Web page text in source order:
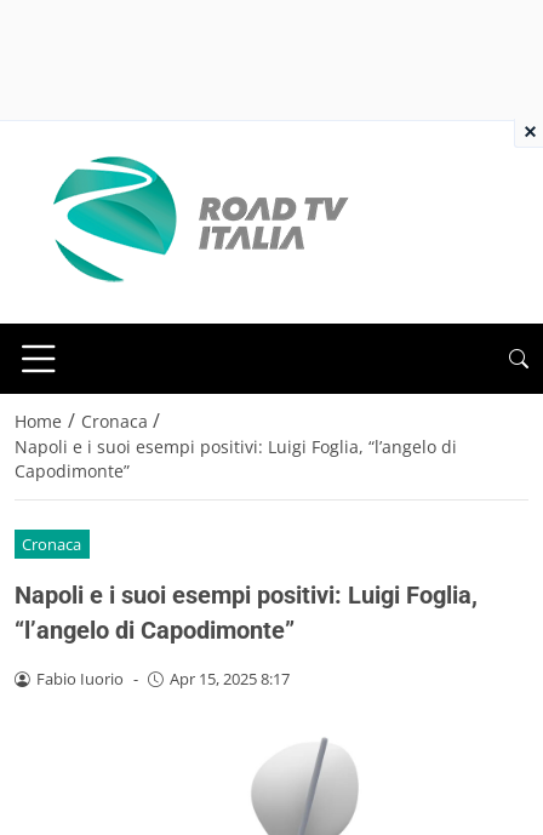
Home / Cronaca /
Napoli e i suoi esempi positivi: Luigi Foglia, “l’angelo di
Capodimonte”
Cronaca
Napoli e i suoi esempi positivi: Luigi Foglia,
“l’angelo di Capodimonte”
Fabio Iuorio - Apr 15, 2025 8:17
×